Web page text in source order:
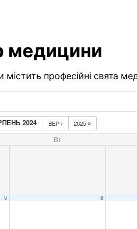
медицини
професійні свята
2024 ВЕР 2025
Вт
5 6